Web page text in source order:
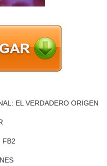
EL VERDADERO ORIGEN
FB2